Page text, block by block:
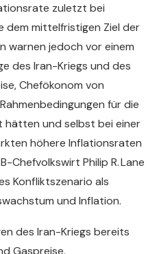
zuletzt bei
dem mittelfristigen Ziel der
warnen jedoch vor einem
des Iran-Kriegs und des
Chefökonom von
für die
hätten und selbst bei einer
höhere Inflationsraten
Chefvolkswirt Philip R. Lane
Konfliktszenario als
und Inflation.
des Iran-Kriegs bereits